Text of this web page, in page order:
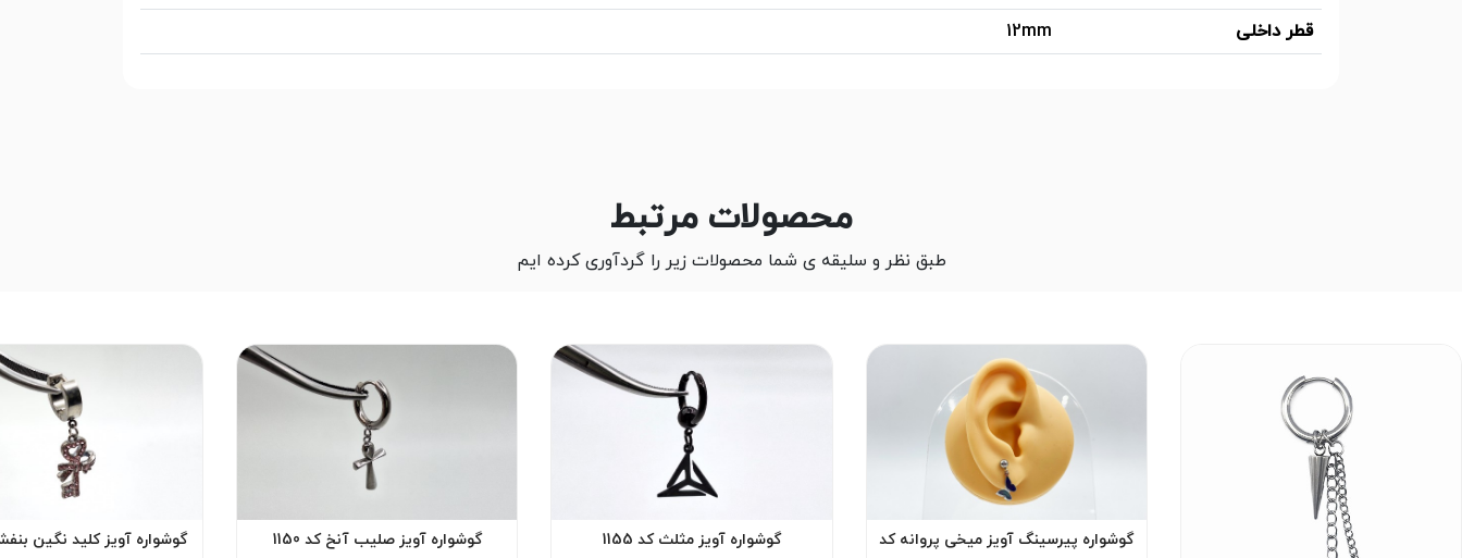
قطر داخلی
12mm
محصولات مرتبط
طبق نظر و سلیقه ی شما محصولات زیر را گردآوری کرده ایم
گوشواره پیرسینگ آویز میخی پروانه کد
گوشواره آویز مثلث کد 1155 گوشواره آویز صلیب آنخ کد 1150 گوشواره آویز کلید نگین بنفش